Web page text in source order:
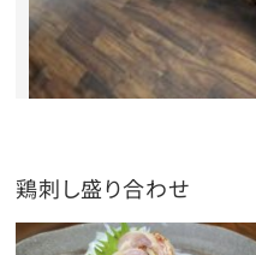
鶏刺し盛り合わせ